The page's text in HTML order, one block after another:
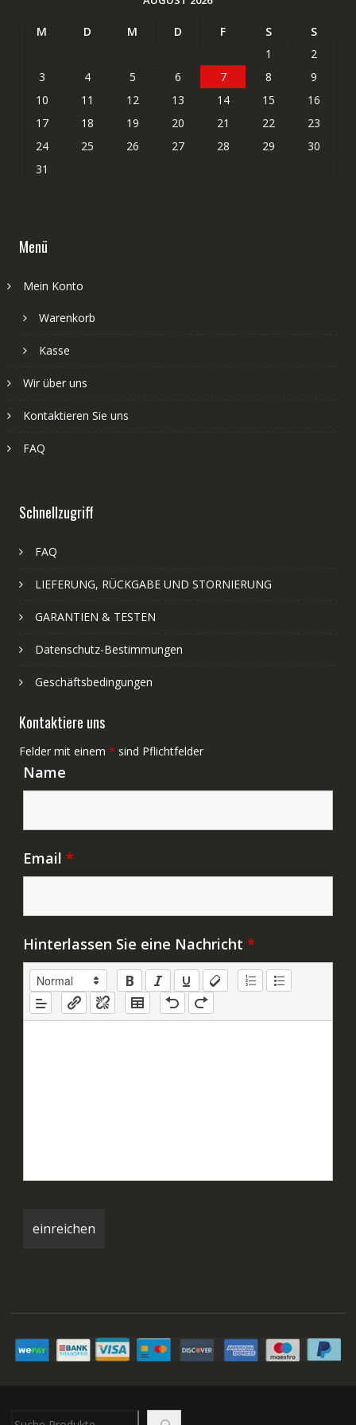
M D M D F S
S
1
2
3
4 5 6 7 8
9
10
11 12 13 14 15
16
17
18 19 20 21 22
23
24
25 26 27 28 29
30
31
Menü
Mein Konto
Warenkorb
Kasse
Wir über uns
Kontaktieren Sie uns
FAQ
Schnellzugriff
FAQ
LIEFERUNG, RÜCKGABE UND STORNIERUNG
GARANTIEN & TESTEN
Datenschutz-Bestimmungen
Geschäftsbedingungen
Kontaktiere uns
Felder mit einem * sind Pflichtfelder
Name
Email *
Hinterlassen Sie eine Nachricht *